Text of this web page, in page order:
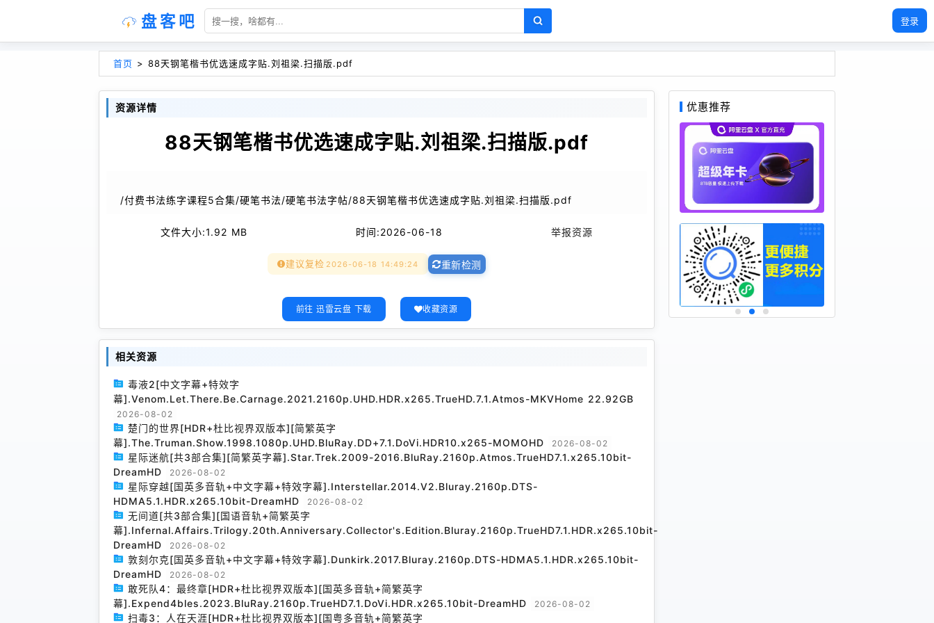
登录
盘客吧
首页 > 88天钢笔楷书优选速成字贴.刘祖梁.扫描版.pdf
资源详情
88天钢笔楷书优选速成字贴.刘祖梁.扫描版.pdf
/付费书法练字课程5合集/硬笔书法/硬笔书法字帖/88天钢笔楷书优选速成字贴.刘祖梁.扫描版.pdf
文件大小:1.92 MB 时间:2026-06-18 举报资源
建议复检 2026-06-18 14:49:24 重新检测
前往 迅雷云盘 下载 收藏资源
相关资源
毒液2[中文字幕+特效字
幕].Venom.Let.There.Be.Carnage.2021.2160p.UHD.HDR.x265.TrueHD.7.1.Atmos-MKVHome 22.92GB
2026-08-02
楚门的世界[HDR+杜比视界双版本][简繁英字
幕].The.Truman.Show.1998.1080p.UHD.BluRay.DD+7.1.DoVi.HDR10.x265-MOMOHD
2026-08-02
星际迷航[共3部合集][简繁英字幕].Star.Trek.2009-2016.BluRay.2160p.Atmos.TrueHD7.1.x265.10bit-
DreamHD
2026-08-02
星际穿越[国英多音轨+中文字幕+特效字幕].Interstellar.2014.V2.Bluray.2160p.DTS-
HDMA5.1.HDR.x265.10bit-DreamHD
2026-08-02
无间道[共3部合集][国语音轨+简繁英字
幕].Infernal.Affairs.Trilogy.20th.Anniversary.Collector's.Edition.Bluray.2160p.TrueHD7.1.HDR.x265.10bit-
DreamHD
2026-08-02
敦刻尔克[国英多音轨+中文字幕+特效字幕].Dunkirk.2017.Bluray.2160p.DTS-HDMA5.1.HDR.x265.10bit-
DreamHD
2026-08-02
敢死队4：最终章[HDR+杜比视界双版本][国英多音轨+简繁英字
幕].Expend4bles.2023.BluRay.2160p.TrueHD7.1.DoVi.HDR.x265.10bit-DreamHD
2026-08-02
扫毒3：人在天涯[HDR+杜比视界双版本][国粤多音轨+简繁英字
优惠推荐